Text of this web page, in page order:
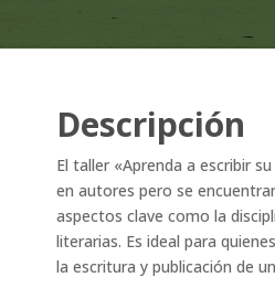
Descripción
El taller «Aprenda a escribir
en autores pero se
aspectos clave como la
literarias. Es ideal para
la escritura y publicación de